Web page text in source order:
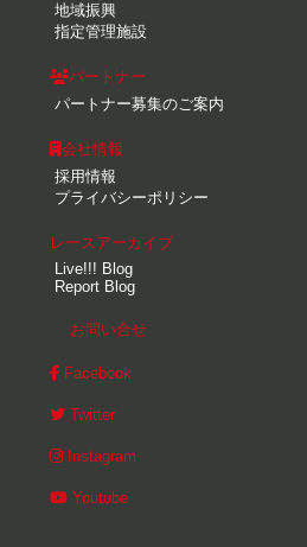
地域振興
指定管理施設
パートナー
パートナー募集のご案内
会社情報
採用情報
プライバシーポリシー
レースアーカイブ
Live!!! Blog
Report Blog
お問い合せ
Facebook
Twitter
Instagram
Youtube